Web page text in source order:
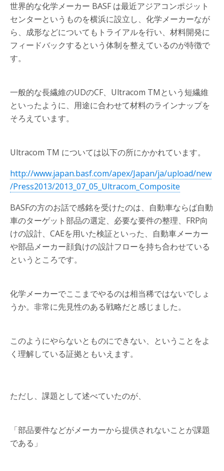
世界的な化学メーカー BASF は最近アジアコンポジット
センターというものを横浜に設立し、化学メーカーなが
ら、成形などについてもトライアルを行い、材料開発に
フィードバックするという体制を整えているのが特徴で
す。
一般的な長繊維のUDのCF、Ultracom TMという短繊維
といったように、用途に合わせて材料のラインナップを
そろえています。
Ultracom TM については以下の所にかかれています。
http://www.japan.basf.com/apex/Japan/ja/upload/new
/Press2013/2013_07_05_Ultracom_Composite
BASFの方のお話で感銘を受けたのは、自動車ならば自動
車のターゲット部品の選定、必要な要件の整理、FRP向
けの設計、CAEを用いた検証といった、自動車メーカー
や部品メーカー顔負けの設計フローを持ち合わせている
というところです。
化学メーカーでここまでやるのは相当稀ではないでしょ
うか。非常に先見性のある戦略だと感じました。
このようにやらないとものにできない、ということをよ
く理解している証拠ともいえます。
ただし、課題として述べていたのが、
「部品要件などがメーカーから提供されないことが課題
である」